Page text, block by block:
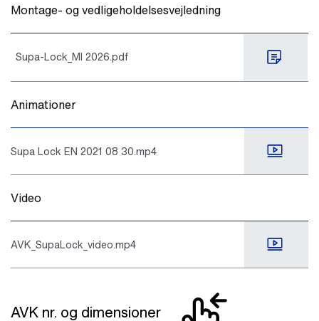
Montage- og vedligeholdelsesvejledning
Supa-Lock_MI 2026.pdf
Animationer
Supa Lock EN 2021 08 30.mp4
Video
AVK_SupaLock_video.mp4
AVK nr. og dimensioner